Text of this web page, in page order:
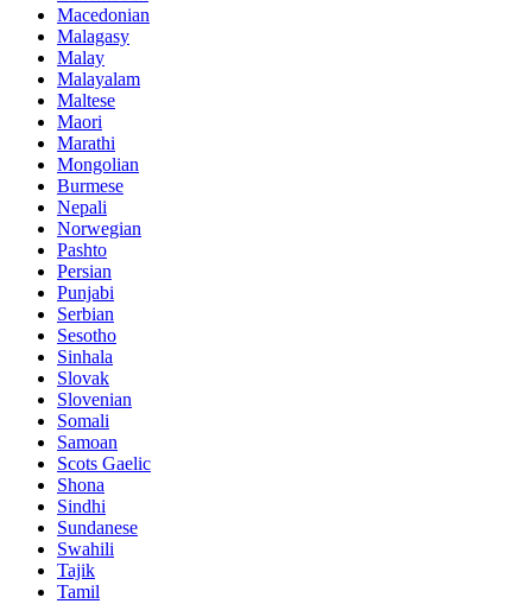
Macedonian
Malagasy
Malay
Malayalam
Maltese
Maori
Marathi
Mongolian
Burmese
Nepali
Norwegian
Pashto
Persian
Punjabi
Serbian
Sesotho
Sinhala
Slovak
Slovenian
Somali
Samoan
Scots Gaelic
Shona
Sindhi
Sundanese
Swahili
Tajik
Tamil